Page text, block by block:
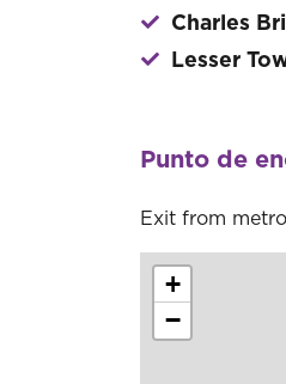
Charles
Lesser
Punto de
Exit from
+
−